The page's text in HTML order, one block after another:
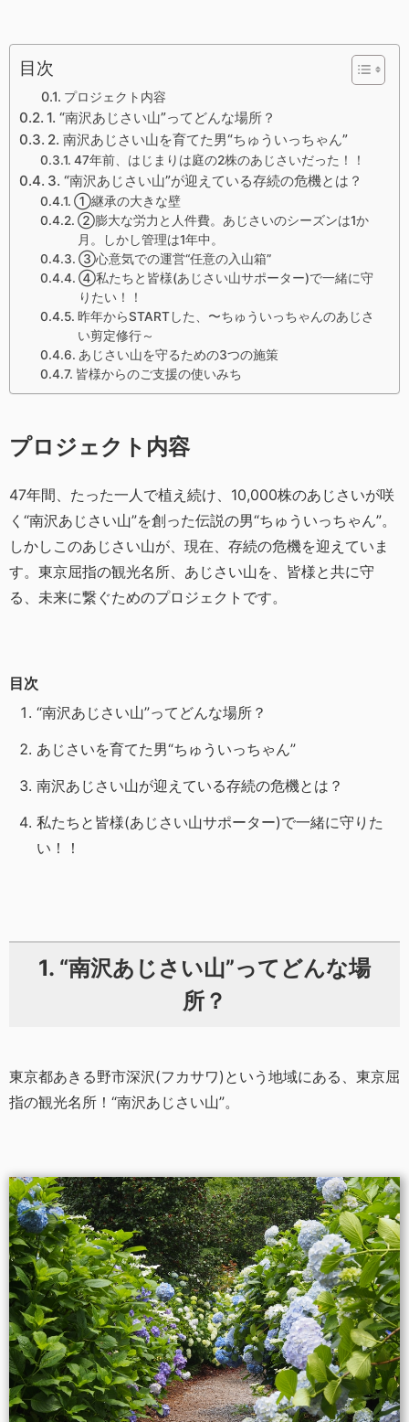
目次
プロジェクト内容
1. “南沢あじさい山”ってどんな場所？
2. 南沢あじさい山を育てた男“ちゅういっちゃん”
47年前、はじまりは庭の2株のあじさいだった！！
3. “南沢あじさい山”が迎えている存続の危機とは？
①継承の大きな壁
②膨大な労力と人件費。あじさいのシーズンは1か
月。しかし管理は1年中。
③心意気での運営“任意の入山箱”
④私たちと皆様(あじさい山サポーター)で一緒に守
りたい！！
昨年からSTARTした、〜ちゅういっちゃんのあじさ
い剪定修行～
あじさい山を守るための3つの施策
皆様からのご支援の使いみち
プロジェクト内容
47年間、たった一人で植え続け、10,000株のあじさいが咲
く“南沢あじさい山”を創った伝説の男“ちゅういっちゃん”。
しかしこのあじさい山が、現在、存続の危機を迎えていま
す。東京屈指の観光名所、あじさい山を、皆様と共に守
る、未来に繋ぐためのプロジェクトです。
目次
“南沢あじさい山”ってどんな場所？
あじさいを育てた男“ちゅういっちゃん”
南沢あじさい山が迎えている存続の危機とは？
私たちと皆様(あじさい山サポーター)で一緒に守りた
い！！
1. “南沢あじさい山”ってどんな場
所？
東京都あきる野市深沢(フカサワ)という地域にある、東京屈
指の観光名所！“南沢あじさい山”。